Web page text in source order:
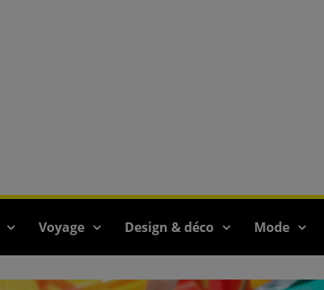
Voyage Design & déco Mode